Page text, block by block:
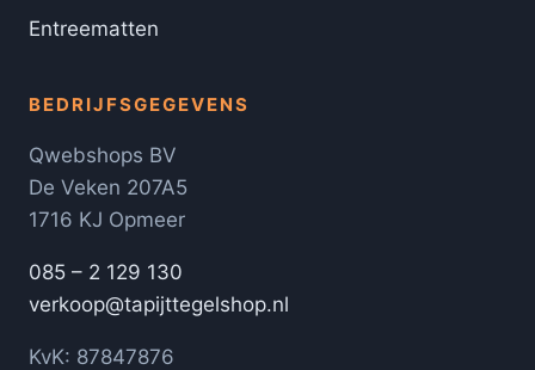
Entreematten
BEDRIJFSGEGEVENS
Qwebshops BV
De Veken 207A5
1716 KJ Opmeer
085 – 2 129 130
verkoop@tapijttegelshop.nl
KvK: 87847876